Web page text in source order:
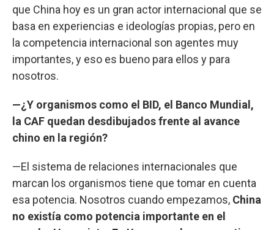
que China hoy es un gran actor internacional que se
basa en experiencias e ideologías propias, pero en
la competencia internacional son agentes muy
importantes, y eso es bueno para ellos y para
nosotros.
—¿Y organismos como el BID, el Banco Mundial,
la CAF quedan desdibujados frente al avance
chino en la región?
—El sistema de relaciones internacionales que
marcan los organismos tiene que tomar en cuenta
esa potencia. Nosotros cuando empezamos, China
no existía como potencia importante en el